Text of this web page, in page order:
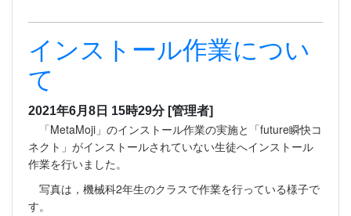
インストール作業につい
て
2021年6月8日 15時29分 [管理者]
「MetaMoji」のインストール作業の実施と「future瞬快コ
ネクト」がインストールされていない生徒へインストール
作業を行いました。
写真は，機械科2年生のクラスで作業を行っている様子で
す。